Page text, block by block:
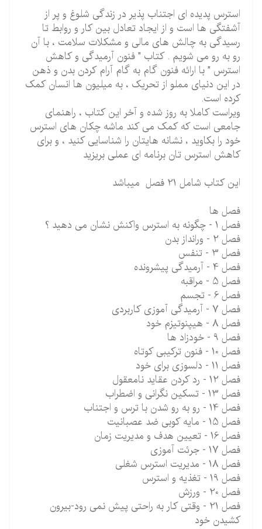
استرس پدیده ای اجتناب پذیر در زندگی شلوغ و پر از
آشفتگی ها است و از ایجاد تعادل بین کار و روابط تا
رسیدگی به چالش های مالی و مشکلات سلامت ، با آن
رو به رو می شویم . کتاب " فنون آرمیدگی و کاهش
استرس " با ارائه فنون گام به گام آرام کردن بدن و ذهن
در این دنیای مملو از تحریک ، به میلیون ها انسان کمک
کرده است.
ویراست کاملا به روز شده و آخر این کتاب ، راهنمای
جامعی است که کمک می کند ماشه چکان های استرس
خود را بکاوید ، نشانه هایتان را شناسایی کنید ، و برای
کاهش استرس تان برنامه ای عملی بریزید
این کتاب شامل 21 فصل میباشد
فصل ها
فصل 1 - چگونه به استرس واکنش نشان می دهید ؟
فصل 2 - ورانداز بدن
فصل 3 - تنفس
فصل 4 - آرمیدگی پیشرونده
فصل 5 - مراقبه
فصل 6 - تجسم
فصل 7 - آرمیدگی آموزی کاربردی
فصل 8 - هیپنوتیزم خود
فصل 9 - خودزاد ها
فصل 10 - فنون ترکیبی کوتاه
فصل 11 - دلسوزی برای خود
فصل 12 - رد کردن عقاید نامعقول
فصل 13 - تسکین نگرانی و اضطراب
فصل 14 - رو به رو شدن با ترس و اجتناب
فصل 15 - مایه کوبی ضد عصبانیت
فصل 16 - تعیین هدف و مدیریت زمان
فصل 17 - جرئت آموزی
فصل 18 - مدیریت استرس شغلی
فصل 19 - تغذیه و استرس
فصل 20 - ورزش
فصل 21 - وقتی کار به راحتی پیش نمی رود-بیرون
کشیدن خود